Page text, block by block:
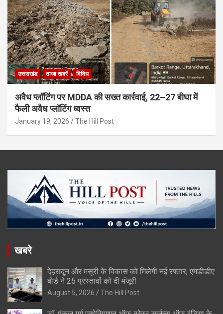
उत्तराखंड ताजा खबरें विविध
अवैध प्लॉटिंग पर MDDA की सख्त कार्रवाई, 22–27 बीघा में
फैली अवैध प्लॉटिंग ध्वस्त
January 19, 2026 The Hill Post
खबरे
देहरादून और मसूरी के विकास को मिलेगी नई रफ्तार, एमडीडीए
बोर्ड ने 25 प्रस्तावों को दी मंजूरी
August 5, 2026 The Hill Post